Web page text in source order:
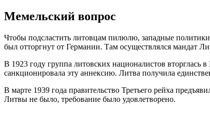
Мемельский вопрос
Чтобы подсластить литовцам пилюлю, западные
был отторгнут от Германии. Там осуществлялся мандат
В 1923 году группа литовских националистов
санкционировала эту аннексию. Литва получила
В марте 1939 года правительство Третьего рейха
Литвы не было, требование было удовлетворено.